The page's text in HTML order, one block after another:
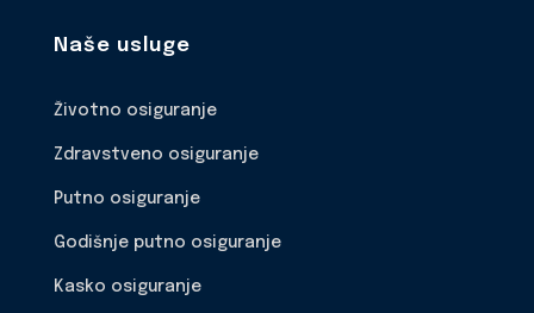
Naše usluge
Životno osiguranje
Zdravstveno osiguranje
Putno osiguranje
Godišnje putno osiguranje
Kasko osiguranje